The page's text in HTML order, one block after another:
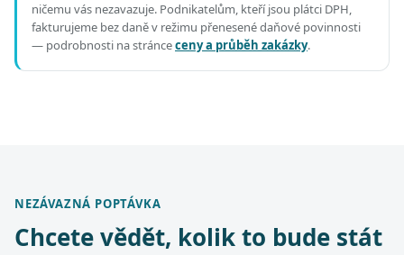
ničemu vás nezavazuje. Podnikatelům, kteří jsou plátci DPH,
fakturujeme bez daně v režimu přenesené daňové povinnosti
— podrobnosti na stránceceny a průběh zakázky.
NEZÁVAZNÁ POPTÁVKA
Chcete vědět, kolik to bude stát